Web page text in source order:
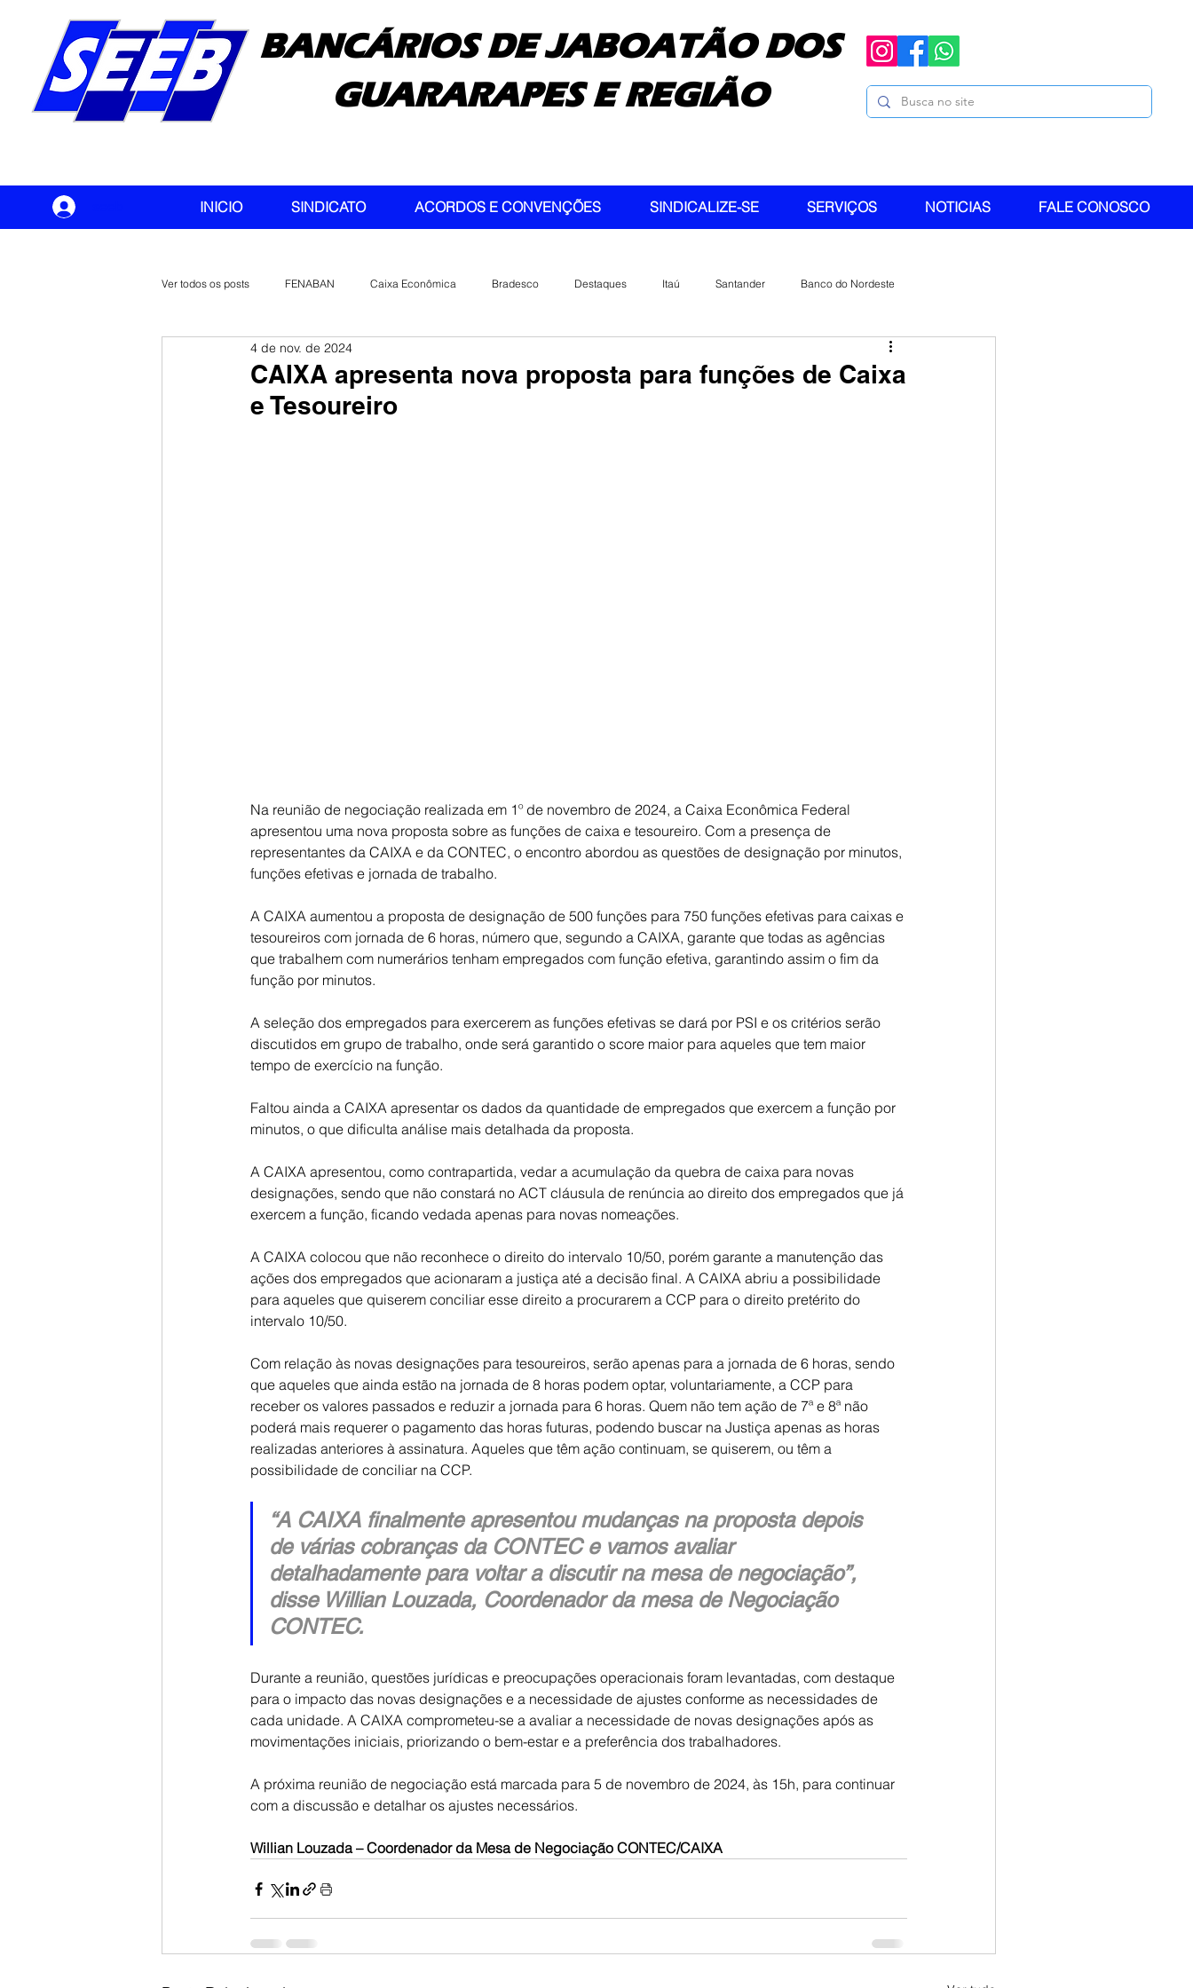
BANCÁRIOS DE JABOATÃO DOS
GUARARAPES E REGIÃO
INICIO SINDICATO ACORDOS E CONVENÇÕES SINDICALIZE-SE SERVIÇOS NOTICIAS FALE CONOSCO
Ver todos os posts FENABAN Caixa Econômica Bradesco Destaques Itaú Santander Banco do Nordeste
Banco do Brasil CONTEC
CAIXA apresenta nova proposta para funções de Caixa
e Tesoureiro
4 de nov. de 2024
Na reunião de negociação realizada em 1º de novembro de 2024, a Caixa Econômica Federal
apresentou uma nova proposta sobre as funções de caixa e tesoureiro. Com a presença de
representantes da CAIXA e da CONTEC, o encontro abordou as questões de designação por minutos,
funções efetivas e jornada de trabalho.
A CAIXA aumentou a proposta de designação de 500 funções para 750 funções efetivas para caixas e
tesoureiros com jornada de 6 horas, número que, segundo a CAIXA, garante que todas as agências
que trabalhem com numerários tenham empregados com função efetiva, garantindo assim o fim da
função por minutos.
A seleção dos empregados para exercerem as funções efetivas se dará por PSI e os critérios serão
discutidos em grupo de trabalho, onde será garantido o score maior para aqueles que tem maior
tempo de exercício na função.
Faltou ainda a CAIXA apresentar os dados da quantidade de empregados que exercem a função por
minutos, o que dificulta análise mais detalhada da proposta.
A CAIXA apresentou, como contrapartida, vedar a acumulação da quebra de caixa para novas
designações, sendo que não constará no ACT cláusula de renúncia ao direito dos empregados que já
exercem a função, ficando vedada apenas para novas nomeações.
A CAIXA colocou que não reconhece o direito do intervalo 10/50, porém garante a manutenção das
ações dos empregados que acionaram a justiça até a decisão final. A CAIXA abriu a possibilidade
para aqueles que quiserem conciliar esse direito a procurarem a CCP para o direito pretérito do
intervalo 10/50.
Com relação às novas designações para tesoureiros, serão apenas para a jornada de 6 horas, sendo
que aqueles que ainda estão na jornada de 8 horas podem optar, voluntariamente, a CCP para
receber os valores passados e reduzir a jornada para 6 horas. Quem não tem ação de 7ª e 8ª não
poderá mais requerer o pagamento das horas futuras, podendo buscar na Justiça apenas as horas
realizadas anteriores à assinatura. Aqueles que têm ação continuam, se quiserem, ou têm a
possibilidade de conciliar na CCP.
“A CAIXA finalmente apresentou mudanças na proposta depois
de várias cobranças da CONTEC e vamos avaliar
detalhadamente para voltar a discutir na mesa de negociação”,
disse Willian Louzada, Coordenador da mesa de Negociação
CONTEC.
Durante a reunião, questões jurídicas e preocupações operacionais foram levantadas, com destaque
para o impacto das novas designações e a necessidade de ajustes conforme as necessidades de
cada unidade. A CAIXA comprometeu-se a avaliar a necessidade de novas designações após as
movimentações iniciais, priorizando o bem-estar e a preferência dos trabalhadores.
A próxima reunião de negociação está marcada para 5 de novembro de 2024, às 15h, para continuar
com a discussão e detalhar os ajustes necessários.
Willian Louzada – Coordenador da Mesa de Negociação CONTEC/CAIXA